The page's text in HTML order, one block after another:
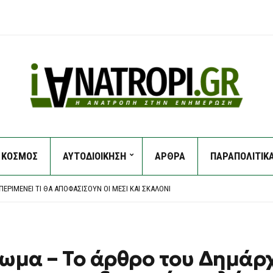
ΚΟΣΜΟΣ ΑΥΤΟΔΙΟΙΚΗΣΗ ΑΡΘΡΑ
ΤΩΝ ΥΠΟΚΛΟΠΏΝ, ΛΈΕΙ Η ΔΙΚΗΓΌΡΟΣ ΤΟΥ ΧΡ. ΣΠΊΡΤΖΗ
ΤΙ ΘΑ ΑΠΟΦΑΣΊΣΟΥΝ ΟΙ ΜΈΣΙ ΚΑΙ ΣΚΑΛΌΝΙ
ΕΡΜΑΚΙΆ – ΜΕΓΆΛΗ ΚΙΝΗΤΟΠΟΊΗΣΗ ΤΗΣ ΠΥΡΟΣΒΕΣΤΙΚΉΣ
ΤΩΝ ΥΠΟΚΛΟΠΏΝ, ΛΈΕΙ Η ΔΙΚΗΓΌΡΟΣ ΤΟΥ ΧΡ. ΣΠΊΡΤΖΗ
– Το άρθρο του